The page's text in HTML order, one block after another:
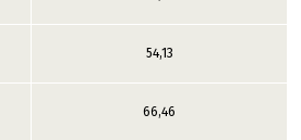
54,13
66,46